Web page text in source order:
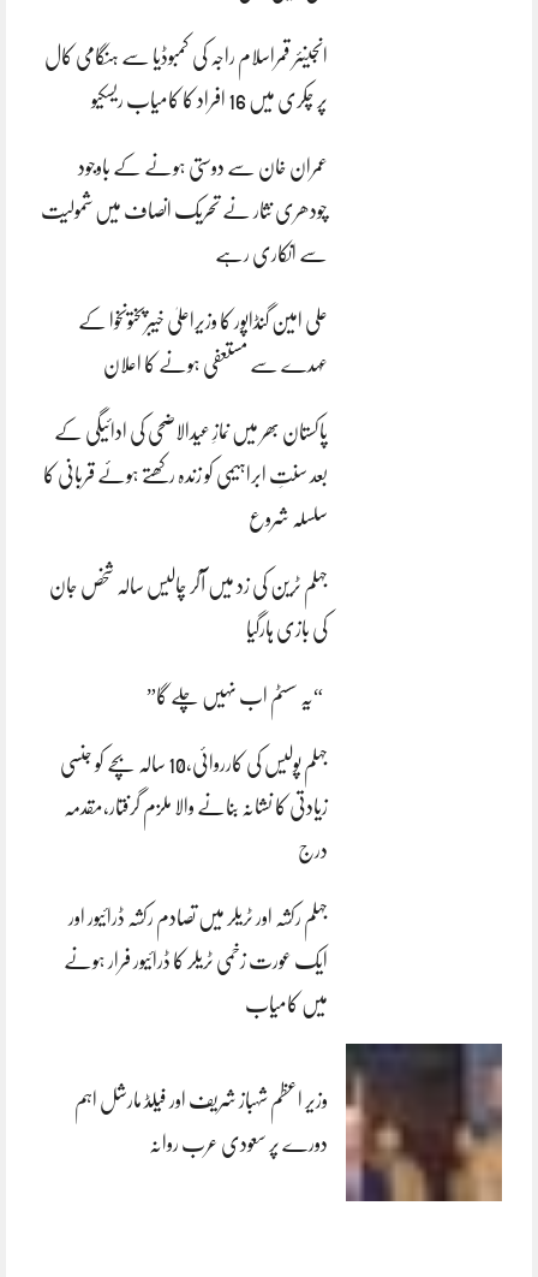
انجینئر قمراسلام راجہ کی کمبوڈیا سے ہنگامی کال
پر چکری میں 16 افراد کا کامیاب ریسکیو
عمران خان سے دوستی ہونے کے باوجود
چودھری نثار نے تحریک انصاف میں شمولیت
سے انکاری رہے
علی امین گنڈاپور کا وزیراعلیٰ خیبرپختونخوا کے
عہدے سے مستعفی ہونے کا اعلان
پاکستان بھر میں نمازِ عیدالاضحی کی ادائیگی کے
بعد سنتِ ابراہیمی کو زندہ رکھتے ہوئے قربانی کا
سلسلہ شروع
جہلم ٹرین کی زد میں آکر چالیس سالہ شخص جان
کی بازی ہارگیا
“یہ سسٹم اب نہیں چلے گا”
جہلم پولیس کی کارروائی،10 سالہ بچے کو جنسی
زیادتی کا نشانہ بنانے والا ملزم گرفتار،مقدمہ
درج
جہلم رکشہ اور ٹریلر میں تصادم رکشہ ڈرائیور اور
ایک عورت زخمی ٹریلر کا ڈرائیور فرار ہونے
میں کامیاب
وزیر اعظم شہباز شریف اور فیلڈ مارشل اہم
دورے پر سعودی عرب روانہ